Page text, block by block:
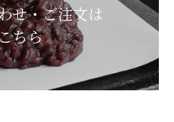
せ・ご注文は
ちら